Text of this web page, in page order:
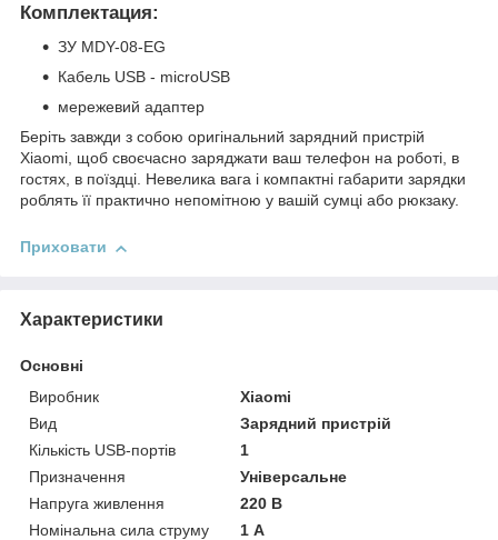
Комплектация:
ЗУ MDY-08-EG
Кабель USB - microUSB
мережевий адаптер
Беріть завжди з собою оригінальний зарядний пристрій
Xiaomi, щоб своєчасно заряджати ваш телефон на роботі, в
гостях, в поїздці. Невелика вага і компактні габарити зарядки
роблять її практично непомітною у вашій сумці або рюкзаку.
Приховати
Характеристики
Основні
Виробник
Xiaomi
Вид
Зарядний пристрій
Кількість USB-портів
1
Призначення
Універсальне
Напруга живлення
220 В
Номінальна сила струму
1 А